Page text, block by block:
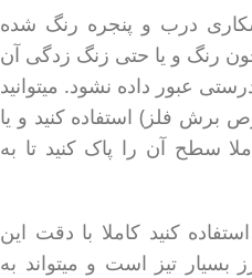
درب و پنجره رنگ شده
رنگ و یا حتی زنگ زدگی آن
عبور داده نشود. میتوانید
برش فلز) استفاده کنید و یا
سطح آن را پاک کنید تا به
کنید کاملا با دقت این
بسیار تیز است و میتواند به